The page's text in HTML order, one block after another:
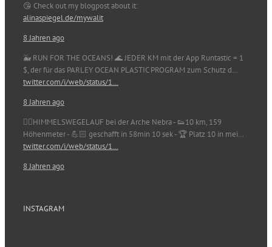
😘 Check out my blogpost about it:
alinaspiegel.de/mywalit
8 Jahren ago
🐳 RUN FOR THE OCEANS! 🌊 JEDER KM mit der App Runtastic = 1
$, der für das PARLEY OCEAN PLASTIC PROGRAM zum Schutz d…
twitter.com/i/web/status/1…
8 Jahren ago
🏃‍♀️HIMMELSWEGELAUF bei der Arche Nebra - 👟10 km, 159
Höhenmeter - 💪🏻 geschafft in 58min 10 sek - 🏆 Platz 10 in mei…
twitter.com/i/web/status/1…
8 Jahren ago
INSTAGRAM